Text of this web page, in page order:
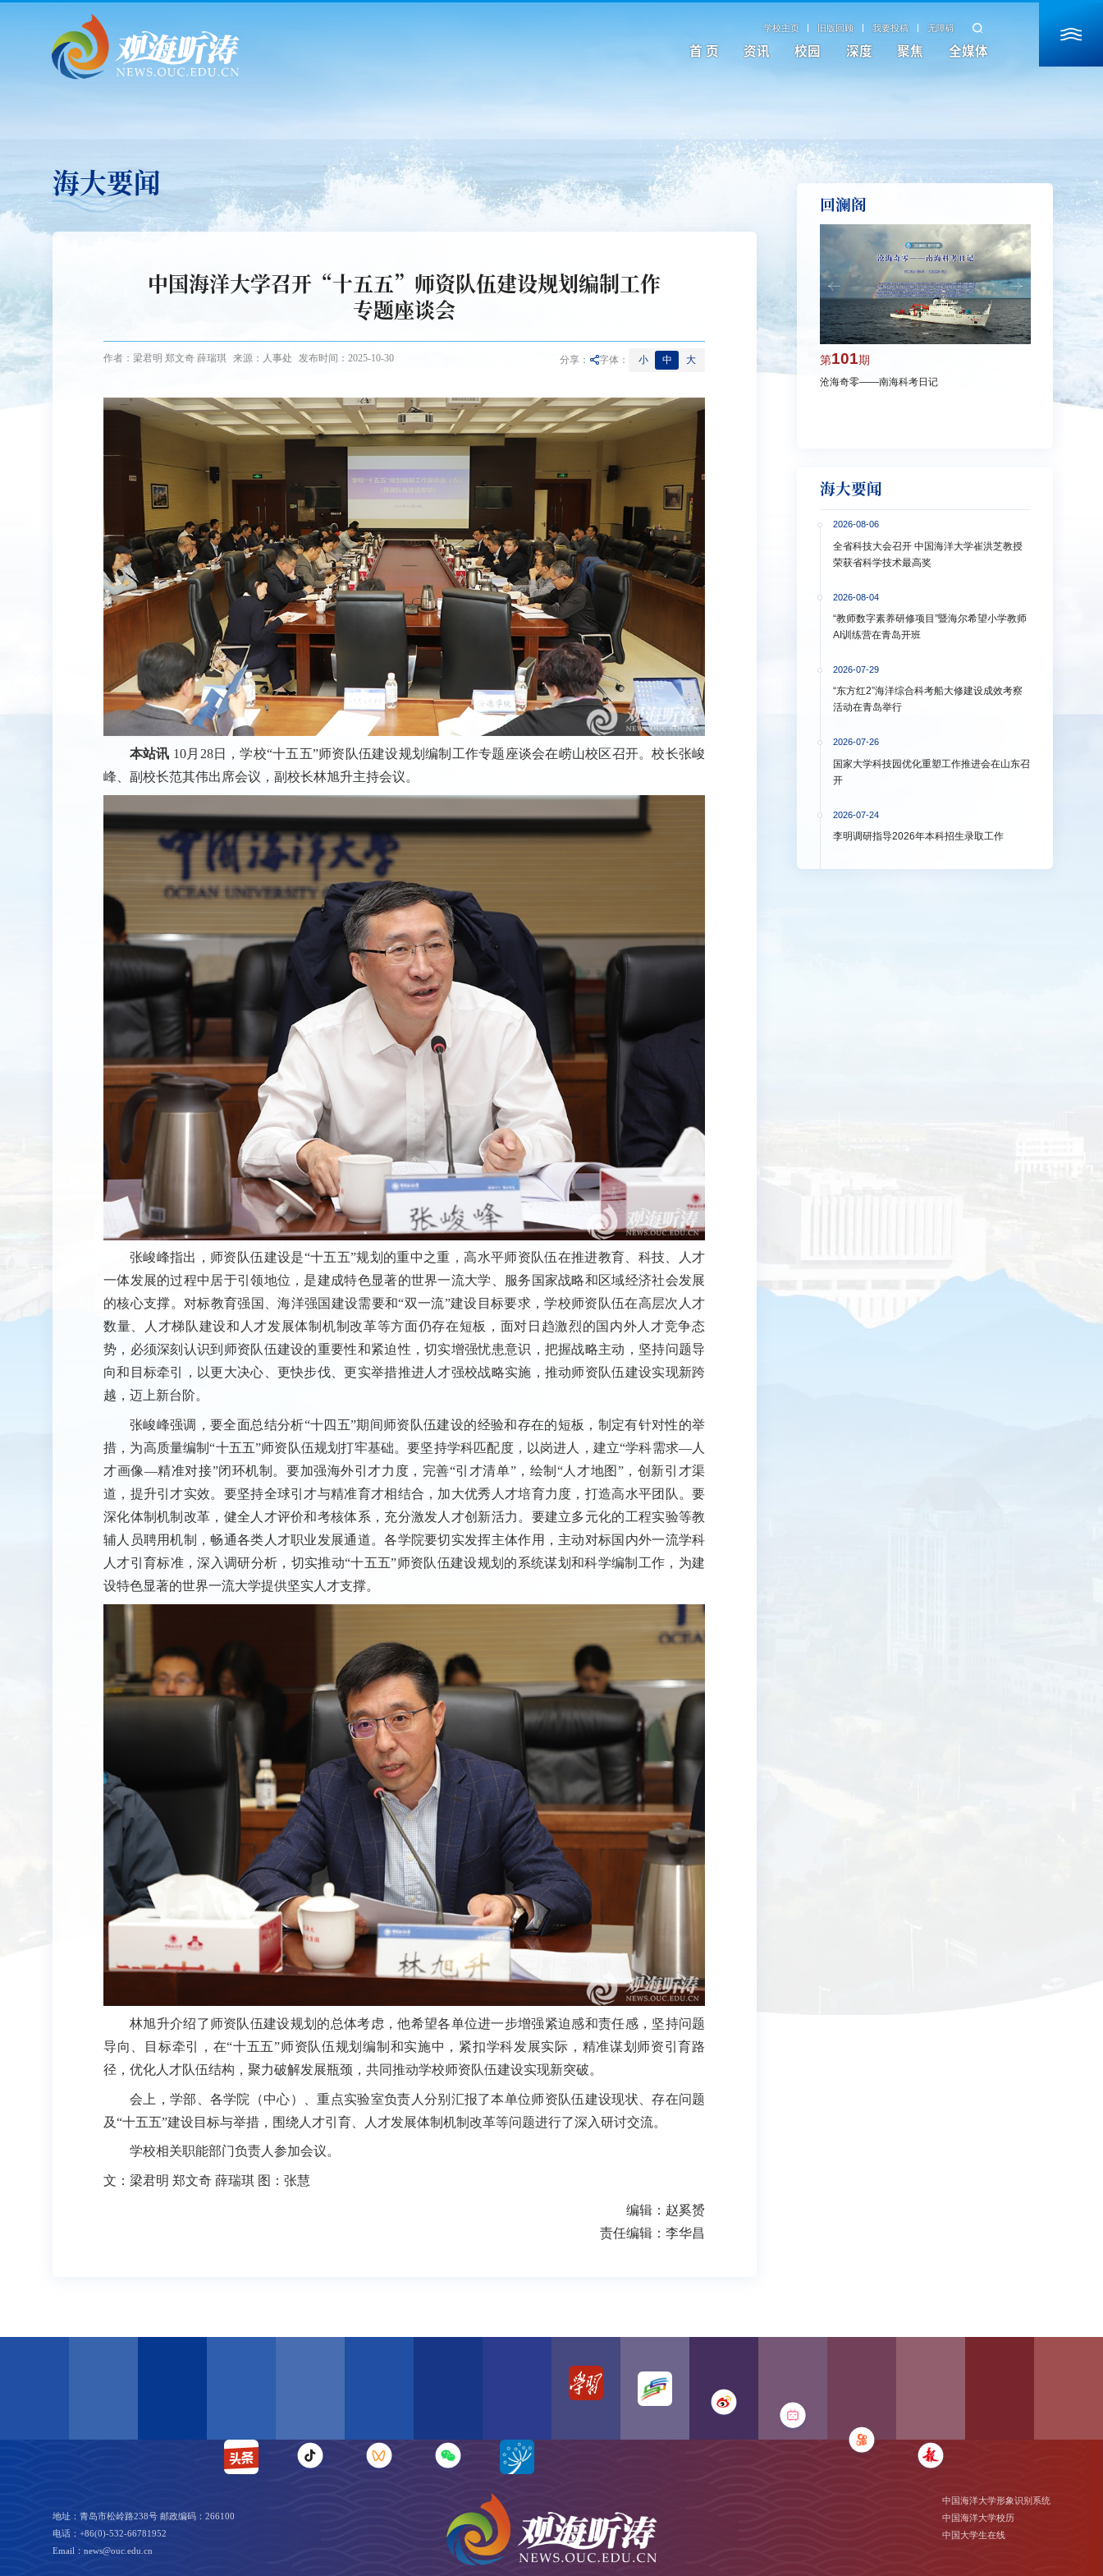
学校主页 旧版回顾 我要投稿 无障碍
首 页 资讯 校园 深度 聚焦 全媒体
海大要闻
中国海洋大学召开“十五五”师资队伍建设规划编制工作
专题座谈会
作者：梁君明 郑文奇 薛瑞琪 来源：人事处 发布时间：2025-10-30 分享： 字体： 小 中 大
本站讯 10月28日，学校“十五五”师资队伍建设规划编制工作专题座谈会在崂山校区召开。校长张峻
峰、副校长范其伟出席会议，副校长林旭升主持会议。
张峻峰指出，师资队伍建设是“十五五”规划的重中之重，高水平师资队伍在推进教育、科技、人才
一体发展的过程中居于引领地位，是建成特色显著的世界一流大学、服务国家战略和区域经济社会发展
的核心支撑。对标教育强国、海洋强国建设需要和“双一流”建设目标要求，学校师资队伍在高层次人才
数量、人才梯队建设和人才发展体制机制改革等方面仍存在短板，面对日趋激烈的国内外人才竞争态
势，必须深刻认识到师资队伍建设的重要性和紧迫性，切实增强忧患意识，把握战略主动，坚持问题导
向和目标牵引，以更大决心、更快步伐、更实举措推进人才强校战略实施，推动师资队伍建设实现新跨
越，迈上新台阶。
张峻峰强调，要全面总结分析“十四五”期间师资队伍建设的经验和存在的短板，制定有针对性的举
措，为高质量编制“十五五”师资队伍规划打牢基础。要坚持学科匹配度，以岗进人，建立“学科需求—人
才画像—精准对接”闭环机制。要加强海外引才力度，完善“引才清单”，绘制“人才地图”，创新引才渠
道，提升引才实效。要坚持全球引才与精准育才相结合，加大优秀人才培育力度，打造高水平团队。要
深化体制机制改革，健全人才评价和考核体系，充分激发人才创新活力。要建立多元化的工程实验等教
辅人员聘用机制，畅通各类人才职业发展通道。各学院要切实发挥主体作用，主动对标国内外一流学科
人才引育标准，深入调研分析，切实推动“十五五”师资队伍建设规划的系统谋划和科学编制工作，为建
设特色显著的世界一流大学提供坚实人才支撑。
林旭升介绍了师资队伍建设规划的总体考虑，他希望各单位进一步增强紧迫感和责任感，坚持问题
导向、目标牵引，在“十五五”师资队伍规划编制和实施中，紧扣学科发展实际，精准谋划师资引育路
径，优化人才队伍结构，聚力破解发展瓶颈，共同推动学校师资队伍建设实现新突破。
会上，学部、各学院（中心）、重点实验室负责人分别汇报了本单位师资队伍建设现状、存在问题
及“十五五”建设目标与举措，围绕人才引育、人才发展体制机制改革等问题进行了深入研讨交流。
学校相关职能部门负责人参加会议。
文：梁君明 郑文奇 薛瑞琪 图：张慧
编辑：赵奚赟
责任编辑：李华昌
回澜阁
第101期
沧海奇零——南海科考日记
洋大学多措并
海大要闻
2026-08-06
全省科技大会召开 中国海洋大学崔洪芝教授
荣获省科学技术最高奖
2026-08-04
“教师数字素养研修项目”暨海尔希望小学教师
AI训练营在青岛开班
2026-07-29
“东方红2”海洋综合科考船大修建设成效考察
活动在青岛举行
2026-07-26
国家大学科技园优化重塑工作推进会在山东召
开
2026-07-24
李明调研指导2026年本科招生录取工作
地址：青岛市松岭路238号 邮政编码：266100
电话：+86(0)-532-66781952
Email：news@ouc.edu.cn
中国海洋大学形象识别系统
中国海洋大学校历
中国大学生在线